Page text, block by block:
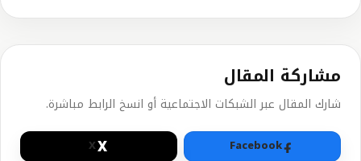
مشاركة المقال
شارك المقال عبر الشبكات الاجتماعية أو انسخ الرابط مباشرة.
Facebook
X
X